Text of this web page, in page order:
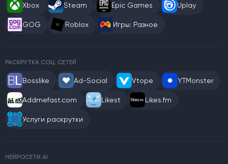
Xbox Steam Epic Games Uplay
GOG Roblox Игры: Разное
РАСКРУТКА СОЦ. СЕТЕЙ
Bosslike Ad-Social Vtope YTMonster
Addmefast.com Likest Likes.fm
Услуги раскрутки
НЕЙРОСЕТИ AI